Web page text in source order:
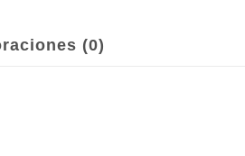
(0)